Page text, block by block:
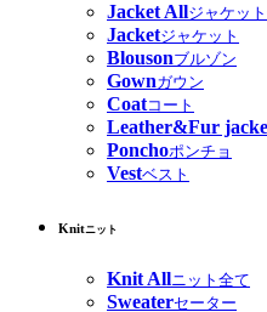
Jacket Allジャケッ
Jacketジャケット
Blousonブルゾン
Gownガウン
Coatコート
Leather&Fur
Ponchoポンチョ
Vestベスト
Knitニット
Knit Allニット全て
Sweaterセーター